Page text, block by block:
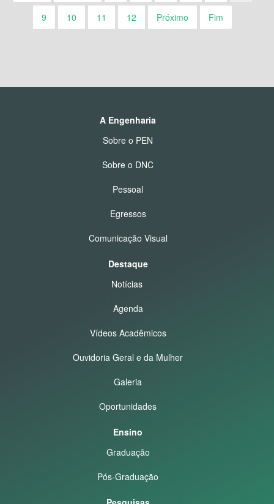
9 10 11 12 Próximo Fim
A Engenharia
Sobre o PEN
Sobre o DNC
Pessoal
Egressos
Comunicação Visual
Destaque
Notícias
Agenda
Vídeos Acadêmicos
Ouvidoria Geral e da Mulher
Galeria
Oportunidades
Ensino
Graduação
Pós-Graduação